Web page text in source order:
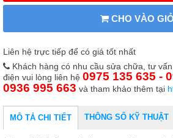
CHO VÀO GIỎ
Liên hệ trực tiếp để có giá tốt nhất
Khách hàng có nhu cầu sửa chữa, tư
điện vui lòng liên hệ 0975 135 635 -
0936 995 663 và tham khảo thêm tại
MÔ TẢ CHI TIẾT THÔNG SỐ KỸ THUẬT